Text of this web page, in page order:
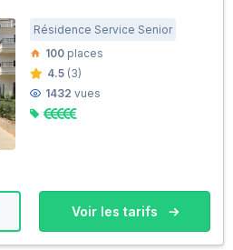
Résidence Service Senior
100 places
4.5 (3)
1432 vues
Voir les tarifs